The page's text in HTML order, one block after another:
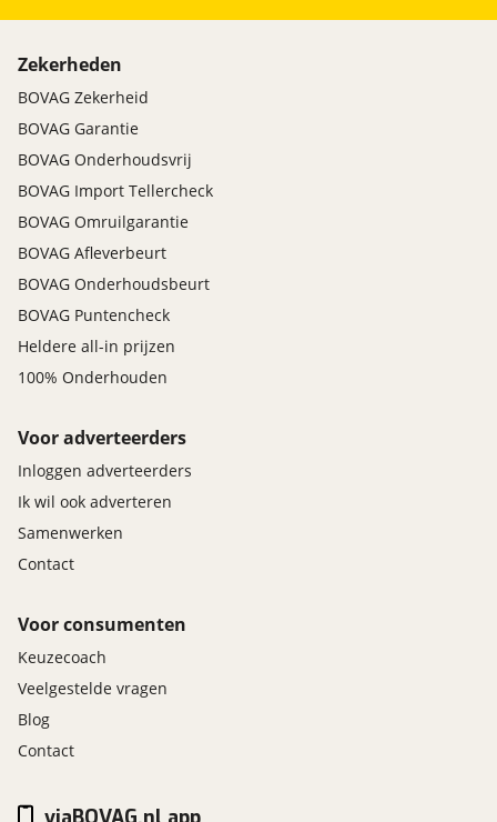
Zekerheden
BOVAG Zekerheid
BOVAG Garantie
BOVAG Onderhoudsvrij
BOVAG Import Tellercheck
BOVAG Omruilgarantie
BOVAG Afleverbeurt
BOVAG Onderhoudsbeurt
BOVAG Puntencheck
Heldere all-in prijzen
100% Onderhouden
Voor adverteerders
Inloggen adverteerders
Ik wil ook adverteren
Samenwerken
Contact
Voor consumenten
Keuzecoach
Veelgestelde vragen
Blog
Contact